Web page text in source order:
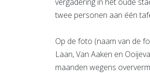
twee personen aan één
Op de foto (naam van de
Laan, Van Aaken en
maanden wegens